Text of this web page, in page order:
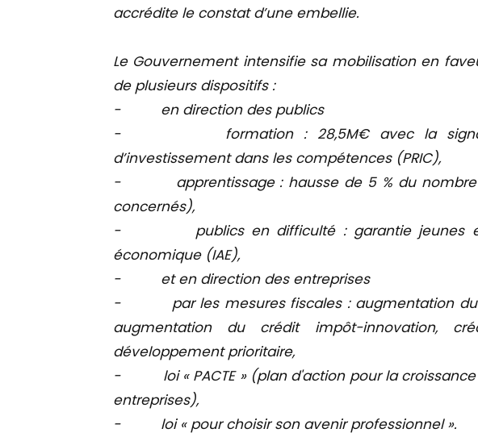
accrédite le constat d’une embellie.
Le Gouvernement intensifie sa mobilisation en
de plusieurs dispositifs :
- en direction des publics
- formation : 28,5M€ avec la
d’investissement dans les compétences (PRIC),
- apprentissage : hausse de 5 % du nombre
concernés),
- publics en difficulté : garantie jeunes et
économique (IAE),
- et en direction des entreprises
- par les mesures fiscales : augmentation du
augmentation du crédit impôt-innovation,
développement prioritaire,
- loi « PACTE » (plan d'action pour la croissance
entreprises),
- loi « pour choisir son avenir professionnel ».